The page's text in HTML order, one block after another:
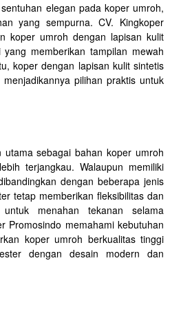
elegan pada koper umroh,
yang sempurna. CV. Kingkoper
koper umroh dengan lapisan kulit
memberikan tampilan mewah
koper dengan lapisan kulit sintetis
pilihan praktis untuk
utama sebagai bahan koper umroh
terjangkau. Walaupun memiliki
dengan beberapa jenis
tetap memberikan fleksibilitas dan
menahan tekanan selama
Promosindo memahami kebutuhan
koper umroh berkualitas tinggi
dengan desain modern dan